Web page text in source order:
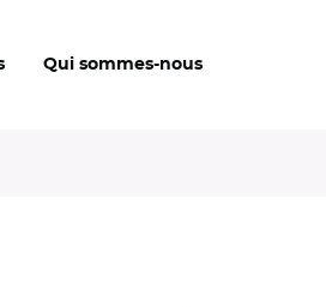
Qui sommes-nous